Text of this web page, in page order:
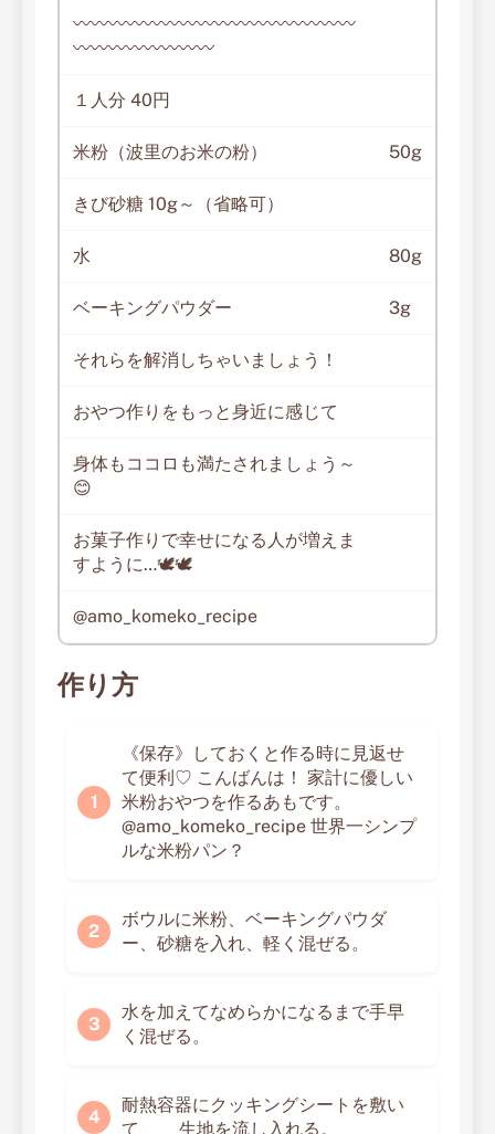
〰〰〰〰〰〰〰〰〰〰〰〰〰〰〰〰
〰〰〰〰〰〰〰〰
１人分 40円
米粉（波里のお米の粉） 50g
きび砂糖 10g～（省略可）
水 80g
ベーキングパウダー 3g
それらを解消しちゃいましょう！
おやつ作りをもっと身近に感じて
身体もココロも満たされましょう～
😊
お菓子作りで幸せになる人が増えま
すように…🕊🕊
@amo_komeko_recipe
作り方
《保存》しておくと作る時に見返せ
て便利♡ こんばんは！ 家計に優しい
米粉おやつを作るあもです。
@amo_komeko_recipe 世界一シンプ
ルな米粉パン？
ボウルに米粉、ベーキングパウダ
ー、砂糖を入れ、軽く混ぜる。
水を加えてなめらかになるまで手早
く混ぜる。
耐熱容器にクッキングシートを敷い
て、 生地を流し入れる。